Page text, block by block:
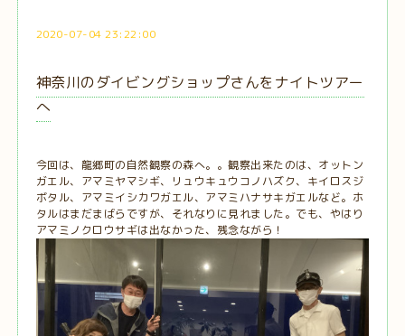
2020-07-04 23:22:00
神奈川のダイビングショップさんをナイトツアー
へ
今回は、龍郷町の自然観察の森へ。。観察出来たのは、オットン
ガエル、アマミヤマシギ、リュウキュウコノハズク、キイロスジ
ボタル、アマミイシカワガエル、アマミハナサキガエルなど。ホ
タルはまだまばらですが、それなりに見れました。でも、やはり
アマミノクロウサギは出なかった、残念ながら！